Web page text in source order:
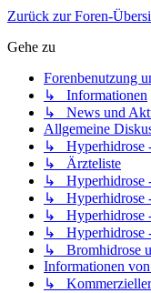
Zurück zur Foren-
Gehe zu
Forenbenutzung
↳ Informationen
↳ News und
Allgemeine
↳ Hyperhidrose
↳ Ärzteliste
↳ Hyperhidrose
↳ Hyperhidrose
↳ Hyperhidrose
↳ Hyperhidrose
↳ Bromhidrose
Informationen
↳